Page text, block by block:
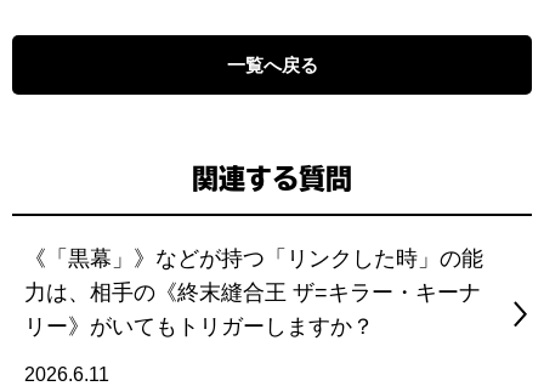
一覧へ戻る
関連する質問
《「黒幕」》などが持つ「リンクした時」の能
力は、相手の《終末縫合王 ザ=キラー・キーナ
リー》がいてもトリガーしますか？
2026.6.11